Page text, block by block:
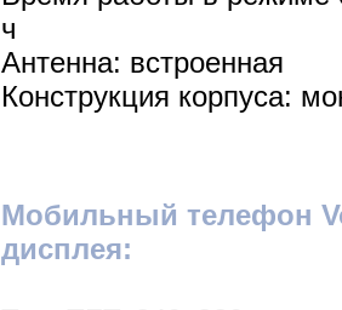
ч
Антенна: встроенная
Конструкция корпуса:
Мобильный телефон
дисплея: